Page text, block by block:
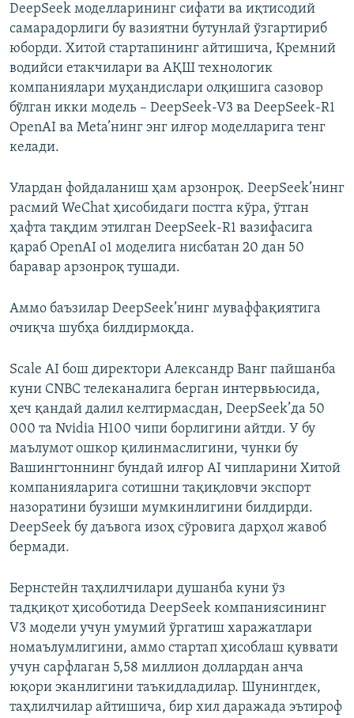
DeepSeek моделларининг сифати ва иқтисодий
самарадорлиги бу вазиятни бутунлай ўзгартириб
юборди. Хитой стартапининг айтишича, Кремний
водийси етакчилари ва АҚШ технологик
компаниялари муҳандислари олқишига сазовор
бўлган икки модель – DeepSeek-V3 ва DeepSeek-R1
OpenAI ва Meta’нинг энг илғор моделларига тенг
келади.
Улардан фойдаланиш ҳам арзонроқ. DeepSeek’нинг
расмий WeChat ҳисобидаги постга кўра, ўтган
ҳафта тақдим этилган DeepSeek-R1 вазифаcига
қараб OpenAI o1 моделига нисбатан 20 дан 50
баравар арзонроқ тушади.
Аммо баъзилар DeepSeek’нинг муваффақиятига
очиқча шубҳа билдирмоқда.
Scale AI бош директори Александр Ванг пайшанба
куни CNBC телеканалига берган интервьюсида,
ҳеч қандай далил келтирмасдан, DeepSeek’да 50
000 та Nvidia H100 чипи борлигини айтди. У бу
маълумот ошкор қилинмаслигини, чунки бу
Вашингтоннинг бундай илғор AI чипларини Хитой
компанияларига сотишни тақиқловчи экспорт
назоратини бузиши мумкинлигини билдирди.
DeepSeek бу даъвога изоҳ сўровига дарҳол жавоб
бермади.
Бернстейн таҳлилчилари душанба куни ўз
тадқиқот ҳисоботида DeepSeek компаниясининг
V3 модели учун умумий ўргатиш харажатлари
номаълумлигини, аммо стартап ҳисоблаш қуввати
учун сарфлаган 5,58 миллион доллардан анча
юқори эканлигини таъкидладилар. Шунингдек,
таҳлилчилар айтишича, бир хил даражада эътироф